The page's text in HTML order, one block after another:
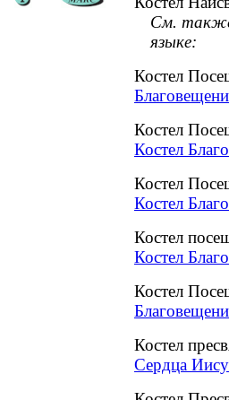
См.
языке:
Костел
Костел
Костел
Костел
Костел
Костел
Костел
Костел
Костел
Сердца